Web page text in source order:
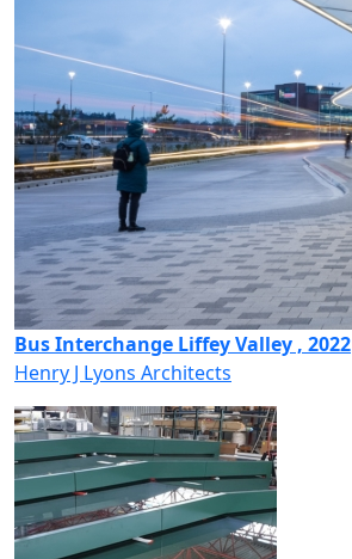
Bus Interchange Liffey Valley , 2022
Henry J Lyons Architects